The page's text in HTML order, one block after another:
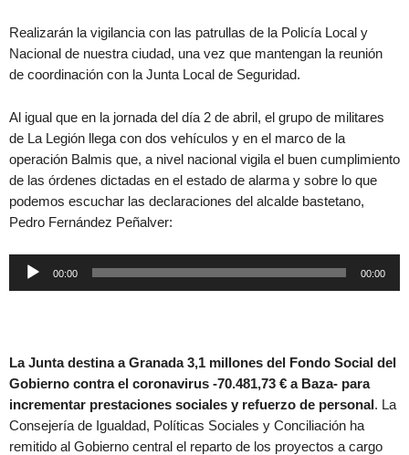
Realizarán la vigilancia con las patrullas de la Policía Local y
Nacional de nuestra ciudad, una vez que mantengan la reunión
de coordinación con la Junta Local de Seguridad.
Al igual que en la jornada del día 2 de abril, el grupo de militares
de La Legión llega con dos vehículos y en el marco de la
operación Balmis que, a nivel nacional vigila el buen cumplimiento
de las órdenes dictadas en el estado de alarma y sobre lo que
podemos escuchar las declaraciones del alcalde bastetano,
Pedro Fernández Peñalver:
Reproductor
00:00 00:00
La Junta destina a Granada 3,1 millones del Fondo Social del
Gobierno contra el coronavirus -70.481,73 € a Baza- para
incrementar prestaciones sociales y refuerzo de personal. La
Consejería de Igualdad, Políticas Sociales y Conciliación ha
remitido al Gobierno central el reparto de los proyectos a cargo